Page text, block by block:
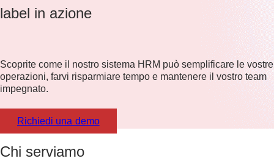
label in azione
Scoprite come il nostro sistema HRM può semplificare le vostre
operazioni, farvi risparmiare tempo e mantenere il vostro team
impegnato.
Richiedi una demo
Chi serviamo